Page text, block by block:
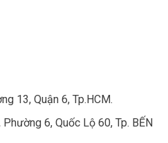
13, Quận 6, Tp.HCM.
6, Quốc Lộ 60, Tp. BẾN